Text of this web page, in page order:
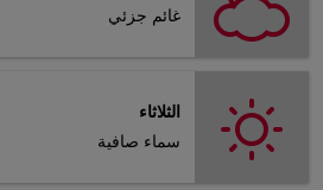
غائم جزئي
الثلاثاء
سماء صافية